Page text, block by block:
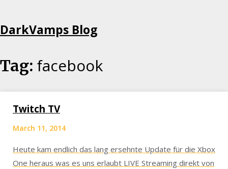
to
DarkVamps Blog
Tag: facebook
Twitch TV
March 11, 2014
Heute kam endlich das lang ersehnte Update für die Xbox
One heraus was es uns erlaubt LIVE Streaming direkt von